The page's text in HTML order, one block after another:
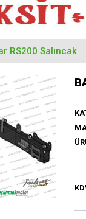
RS200 Salıncak